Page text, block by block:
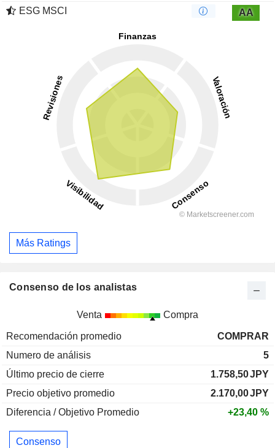
ESG MSCI
AA
Más Ratings
Consenso de los analistas
Venta Compra
Recomendación promedio
COMPRAR
Numero de análisis
5
Último precio de cierre
1.758,50JPY
Precio objetivo promedio
2.170,00JPY
Diferencia / Objetivo Promedio
+23,40 %
Consenso